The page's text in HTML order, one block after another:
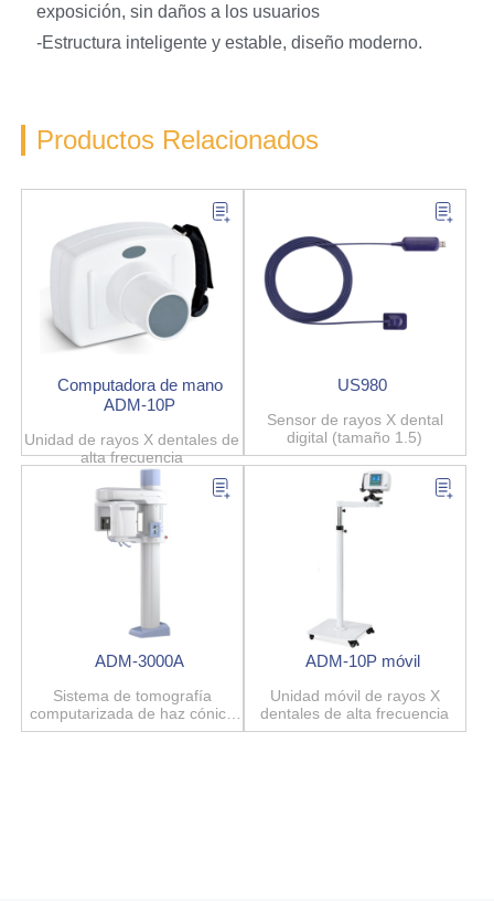
exposición, sin daños a los usuarios
-Estructura inteligente y estable, diseño moderno.
Productos Relacionados
Computadora de mano
ADM-10P
Unidad de rayos X dentales de
alta frecuencia
US980
Sensor de rayos X dental
digital (tamaño 1.5)
ADM-3000A
Sistema de tomografía
computarizada de haz cónico
dental
ADM-10P móvil
Unidad móvil de rayos X
dentales de alta frecuencia